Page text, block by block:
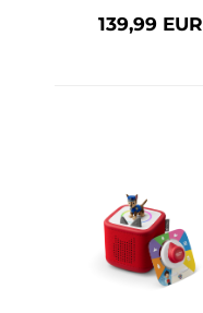
139,99 EUR